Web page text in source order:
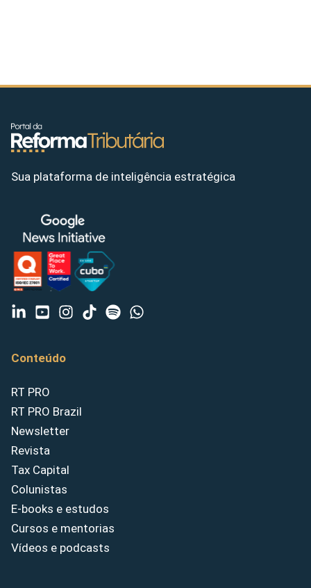
Sua plataforma de inteligência estratégica
Conteúdo
RT PRO
RT PRO Brazil
Newsletter
Revista
Tax Capital
Colunistas
E-books e estudos
Cursos e mentorias
Vídeos e podcasts